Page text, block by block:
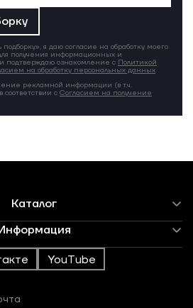
я даю согласие на обработку моего
получения информационных и
подтверждаю ознакомление с Политикой
на обработку персональных данных.
рекламной информации (в т.ч.
с Согласием на получение
Каталог
YouTube